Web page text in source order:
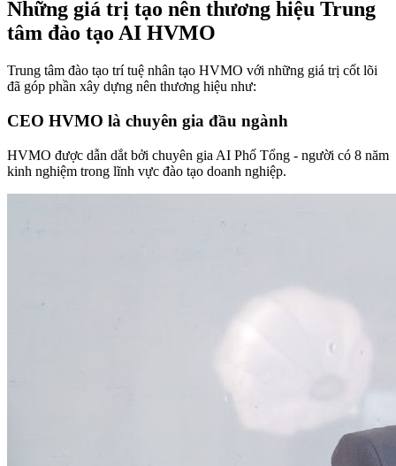
Những giá trị tạo nên thương hiệu Trung
tâm đào tạo AI HVMO
Trung tâm đào tạo trí tuệ nhân tạo HVMO với những giá trị cốt lõi
đã góp phần xây dựng nên thương hiệu như:
CEO HVMO là chuyên gia đầu ngành
HVMO được dẫn dắt bởi chuyên gia AI Phố Tổng - người có 8 năm
kinh nghiệm trong lĩnh vực đào tạo doanh nghiệp.